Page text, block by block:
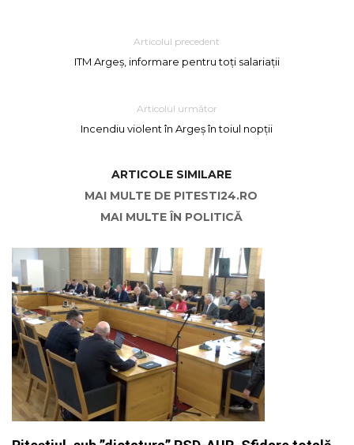
Articolul precedent
ITM Argeș, informare pentru toți salariații
Articolul următor
Incendiu violent în Argeș în toiul nopții
ARTICOLE SIMILARE
MAI MULTE DE PITESTI24.RO
MAI MULTE ÎN POLITICĂ